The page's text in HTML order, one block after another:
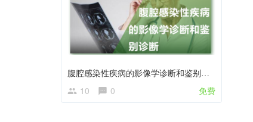
腹腔感染性疾病的影像学诊断和鉴别诊断
10
0 免费